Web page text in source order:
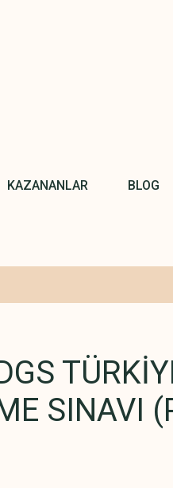
KAZANANLAR BLOG
SINAVI